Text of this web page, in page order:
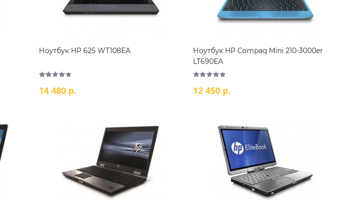
Ноутбук HP 625 WT108EA
14 480 р.
Ноутбук HP Compaq Mini 210-3000er
LT690EA
12 450 р.